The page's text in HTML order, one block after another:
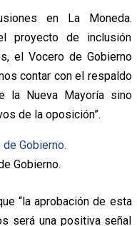
en La Moneda.
proyecto de inclusión
el Vocero de Gobierno
contar con el respaldo
la Nueva Mayoría sino
de la oposición”.
Gobierno.
“la aprobación de esta
será una positiva señal